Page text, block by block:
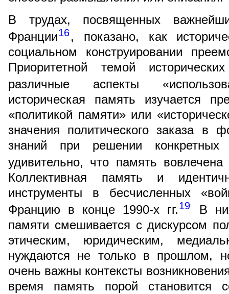
В трудах, посвященных
Франции16, показано, как
социальном конструировании
Приоритетной темой
различные аспекты
историческая память изучается
«политикой памяти» или
значения политического заказа в
знаний при решении конкретных
удивительно, что память
Коллективная память и
инструменты в бесчисленных
Францию в конце 1990-х гг.19
В
памяти смешивается с дискурсом
этическим, юридическим,
нуждаются не только в прошлом,
очень важны контексты
время память порой становится